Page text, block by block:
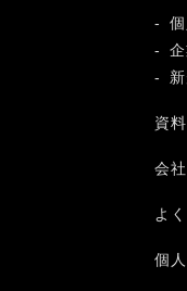
資
会
よ
個